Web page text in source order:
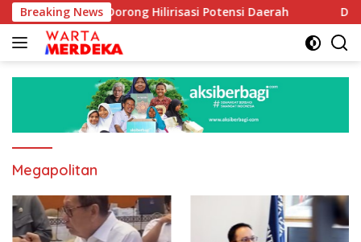
Langsung
ke
konten
Breaking News
Hilirisasi Potensi Daerah DPR Dorong Program
Megapolitan